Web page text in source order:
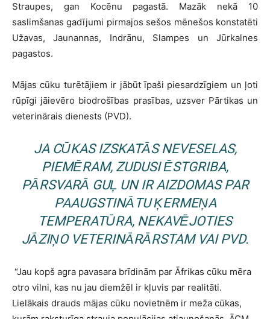
Straupes, gan Kocēnu pagastā. Mazāk nekā 10
saslimšanas gadījumi pirmajos sešos mēnešos konstatēti
Užavas, Jaunannas, Indrānu, Slampes un Jūrkalnes
pagastos.
Mājas cūku turētājiem ir jābūt īpaši piesardzīgiem un ļoti
rūpīgi jāievēro biodrošības prasības, uzsver Pārtikas un
veterinārais dienests (PVD).
JA CŪKAS IZSKATĀS NEVESELAS,
PIEMĒRAM, ZUDUSI ĒSTGRIBA,
PĀRSVARĀ GUĻ UN IR AIZDOMAS PAR
PAAUGSTINĀTU ĶERMEŅA
TEMPERATŪRA, NEKAVĒJOTIES
JĀZIŅO VETERINĀRĀRSTAM VAI PVD.
“Jau kopš agra pavasara brīdinām par Āfrikas cūku mēra
otro vilni, kas nu jau diemžēl ir kļuvis par realitāti.
Lielākais drauds mājas cūku novietnēm ir meža cūkas,